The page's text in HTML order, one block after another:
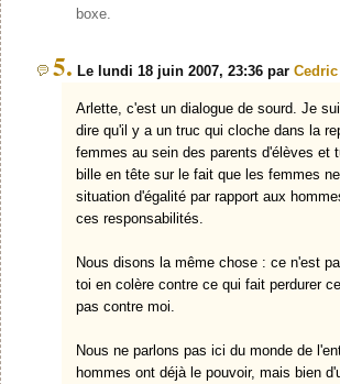
boxe.
5. Le lundi 18 juin 2007, 23:36 par
Arlette, c'est un dialogue de sourd. Je
dire qu'il y a un truc qui cloche dans la
femmes au sein des parents d'élèves et
bille en tête sur le fait que les femmes
situation d'égalité par rapport aux
ces responsabilités.
Nous disons la même chose : ce n'est
toi en colère contre ce qui fait perdurer
pas contre moi.
Nous ne parlons pas ici du monde de
hommes ont déjà le pouvoir, mais bien